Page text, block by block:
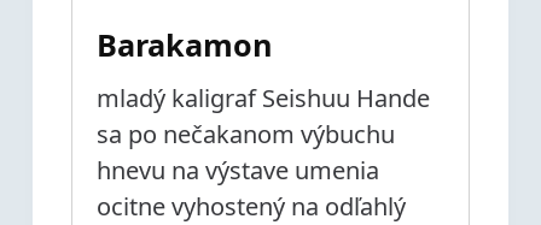
Barakamon
mladý kaligraf Seishuu Hande
sa po nečakanom výbuchu
hnevu na výstave umenia
ocitne vyhostený na odľahlý